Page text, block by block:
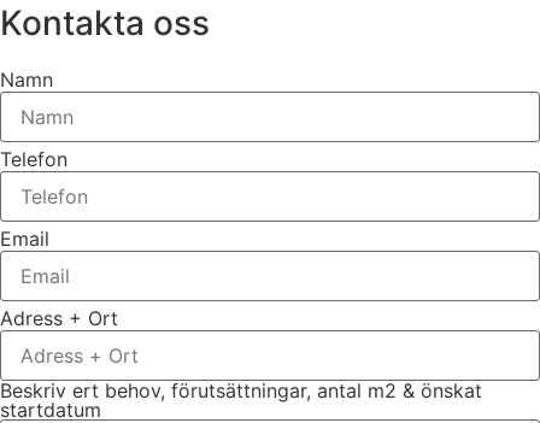
Kontakta oss
Namn
Telefon
Email
Adress + Ort
Beskriv ert behov, förutsättningar, antal m2 & önskat
startdatum